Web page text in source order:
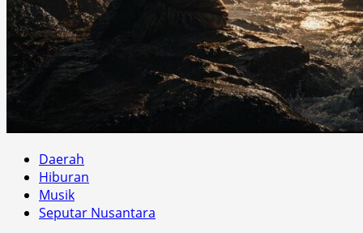
Daerah
Hiburan
Musik
Seputar Nusantara